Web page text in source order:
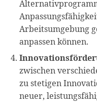
Arbeitsumgebung
anpassen können.
zwischen
zu stetigen
neuer,